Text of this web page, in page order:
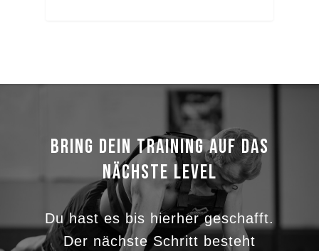
BRING DEIN TRAINING AUF DAS
NÄCHSTE LEVEL
Du hast es bis hierher geschafft.
Der nächste Schritt besteht